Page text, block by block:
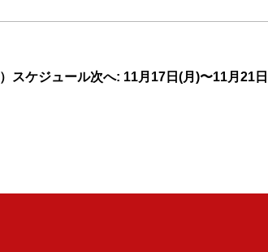
スケジュール次へ: 11月17日(月)〜11月21